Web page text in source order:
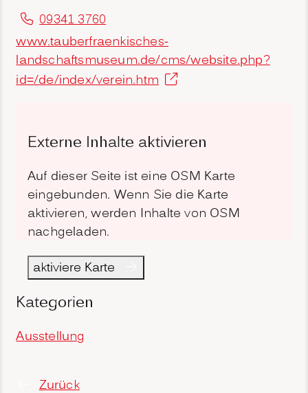
09341 3760
www.tauberfraenkisches-
landschaftsmuseum.de/cms/website.php?
id=/de/index/verein.htm
Externe Inhalte aktivieren
Auf dieser Seite ist eine OSM Karte
eingebunden. Wenn Sie die Karte
aktivieren, werden Inhalte von OSM
nachgeladen.
aktiviere Karte
Kategorien
Ausstellung
Zurück